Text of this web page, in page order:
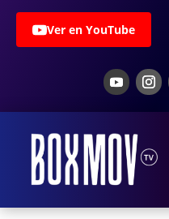
Ver en YouTube